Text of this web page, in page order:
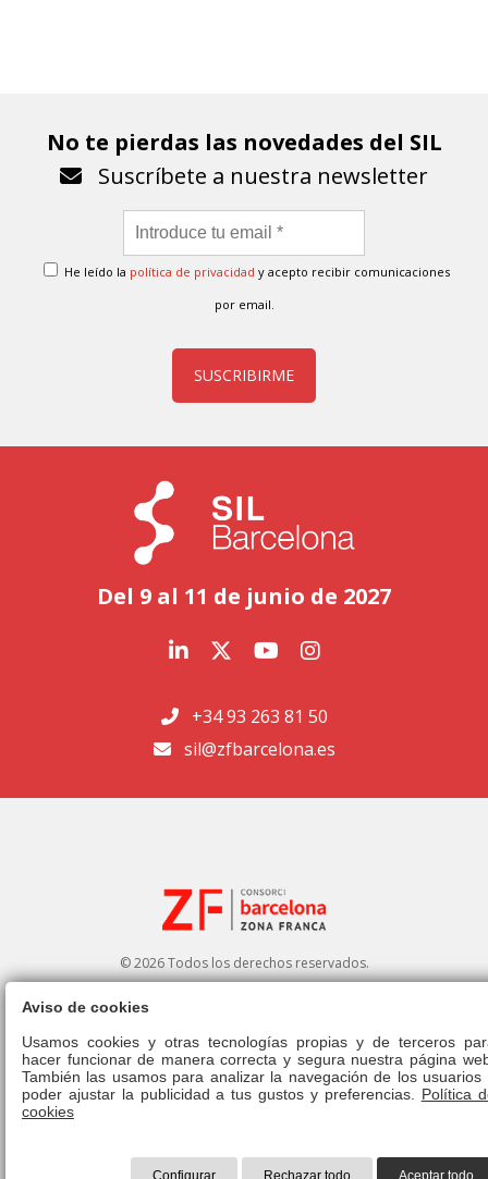
No te pierdas las novedades del SIL
Suscríbete a nuestra newsletter
He leído la política de privacidad y acepto recibir comunicaciones
por email.
SUSCRIBIRME
Del 9 al 11 de junio de 2027
+34 93 263 81 50
sil@zfbarcelona.es
© 2026 Todos los derechos reservados.
Aviso legal|Política de privacidad|Política de cookies|Canal ético|
Derecho de admisión|Normativa
Aviso de cookies
Usamos cookies y otras tecnologías propias y de terceros
hacer funcionar de manera correcta y segura nuestra página
También las usamos para analizar la navegación de los usuarios
poder ajustar la publicidad a tus gustos y preferencias. Política
cookies
Configurar Rechazar todo Aceptar todo